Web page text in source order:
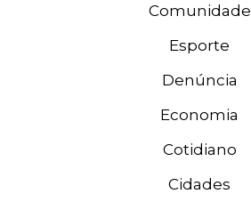
Comunidade
Esporte
Denúncia
Economia
Cotidiano
Cidades